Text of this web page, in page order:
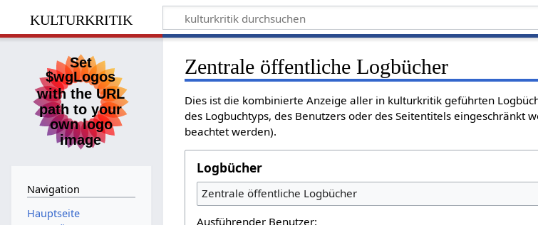
kulturkritik
Zentrale öffentliche Logbücher
Dies ist die kombinierte Anzeige aller in kulturkritik geführten
des Logbuchtyps, des Benutzers oder des Seitentitels eingeschränkt
beachtet werden).
Logbücher
Zentrale öffentliche Logbücher
Ausführender Benutzer:
Navigation
Hauptseite